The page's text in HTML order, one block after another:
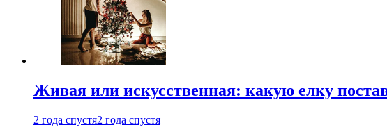
Живая или искусственная: какую елку
2 года спустя2 года спустя